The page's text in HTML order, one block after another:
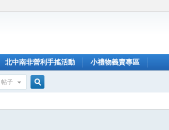
北中南非營利手搖活動 小禮物義賣專區
帖子